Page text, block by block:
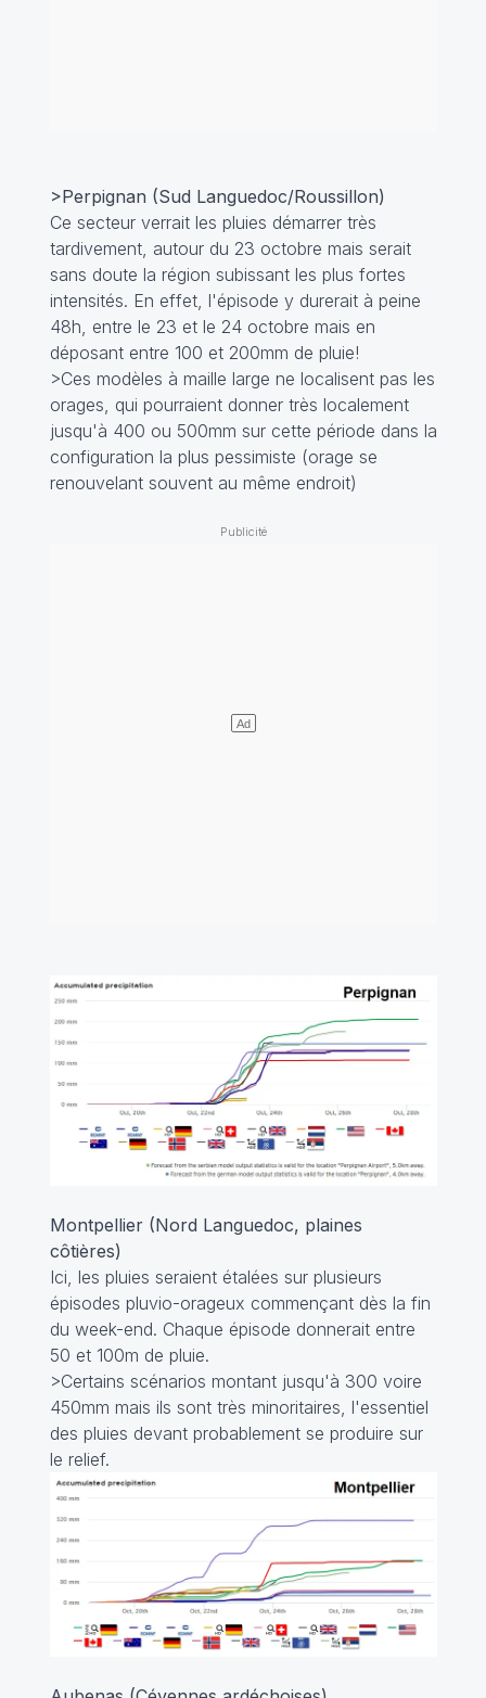
>Perpignan (Sud Languedoc/Roussillon)
Ce secteur verrait les pluies démarrer très
tardivement, autour du 23 octobre mais serait
sans doute la région subissant les plus fortes
intensités. En effet, l'épisode y durerait à peine
48h, entre le 23 et le 24 octobre mais en
déposant entre 100 et 200mm de pluie!
>Ces modèles à maille large ne localisent pas les
orages, qui pourraient donner très localement
jusqu'à 400 ou 500mm sur cette période dans la
configuration la plus pessimiste (orage se
renouvelant souvent au même endroit)
Montpellier (Nord Languedoc, plaines
côtières)
Ici, les pluies seraient étalées sur plusieurs
épisodes pluvio-orageux commençant dès la fin
du week-end. Chaque épisode donnerait entre
50 et 100m de pluie.
>Certains scénarios montant jusqu'à 300 voire
450mm mais ils sont très minoritaires, l'essentiel
des pluies devant probablement se produire sur
le relief.